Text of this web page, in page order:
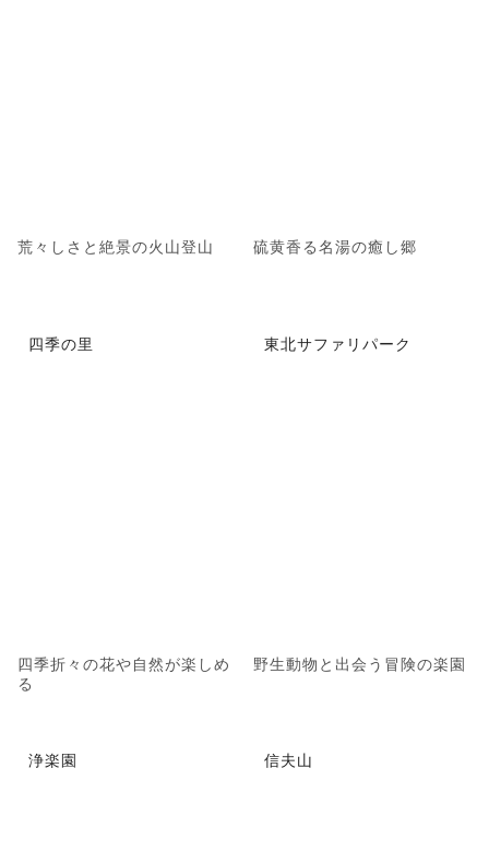
荒々しさと絶景の火山登山 硫黄香る名湯の癒し郷
四季の里
四季折々の花や自然が楽しめ
る
東北サファリパーク
野生動物と出会う冒険の楽園
浄楽園 信夫山